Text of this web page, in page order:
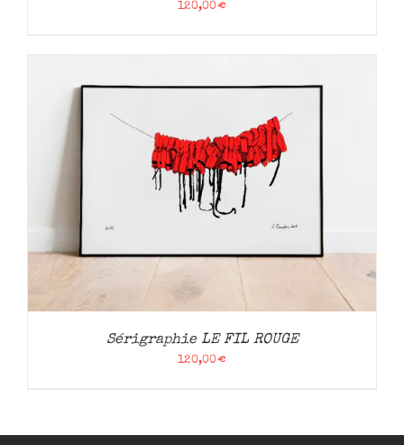
120,00€
Sérigraphie LE FIL ROUGE
120,00€